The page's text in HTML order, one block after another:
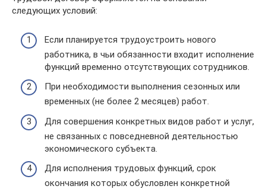
следующих условий:
Если планируется трудоустроить нового
работника, в чьи обязанности входит исполнение
функций временно отсутствующих сотрудников.
При необходимости выполнения сезонных или
временных (не более 2 месяцев) работ.
Для совершения конкретных видов работ и услуг,
не связанных с повседневной деятельностью
экономического субъекта.
Для исполнения трудовых функций, срок
окончания которых обусловлен конкретной